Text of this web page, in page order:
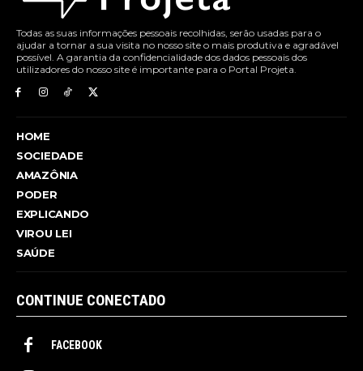
Todas as suas informações pessoais recolhidas, serão usadas para o
ajudar a tornar a sua visita no nosso site o mais produtiva e agradável
possível. A garantia da confidencialidade dos dados pessoais dos
utilizadores do nosso site é importante para o Portal Projeta.
HOME
SOCIEDADE
AMAZÔNIA
PODER
EXPLICANDO
VIROU LEI
SAÚDE
CONTINUE CONECTADO
FACEBOOK